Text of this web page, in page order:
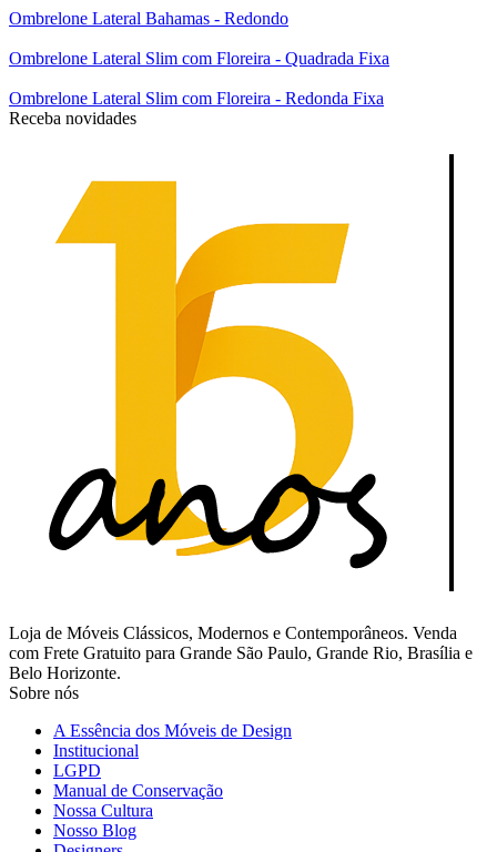
Ombrelone Lateral Bahamas - Redondo
Ombrelone Lateral Slim com Floreira - Quadrada Fixa
Ombrelone Lateral Slim com Floreira - Redonda Fixa
Receba novidades
Loja de Móveis Clássicos, Modernos e Contemporâneos. Venda
com Frete Gratuito para Grande São Paulo, Grande Rio, Brasília e
Belo Horizonte.
Sobre nós
A Essência dos Móveis de Design
Institucional
LGPD
Manual de Conservação
Nossa Cultura
Nosso Blog